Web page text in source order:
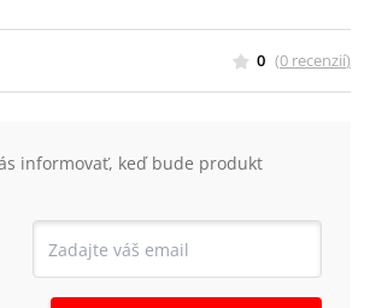
0 (0 recenzií)
informovať, keď bude produkt